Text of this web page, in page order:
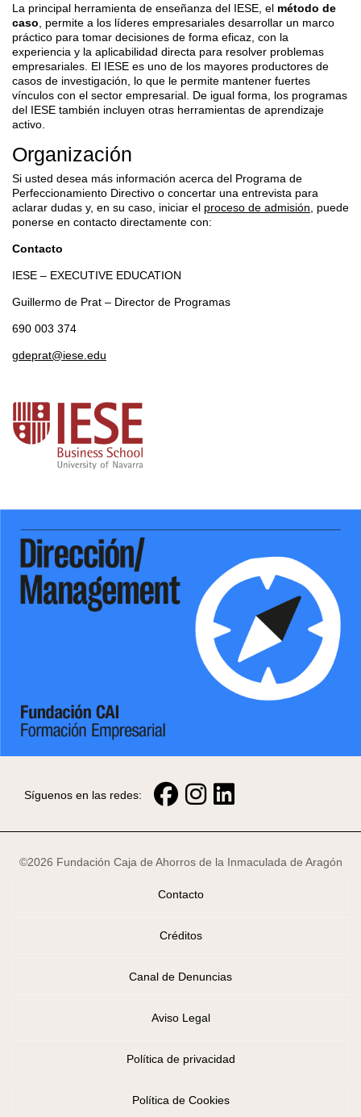
La principal herramienta de enseñanza del IESE, el método de
caso , permite a los líderes empresariales desarrollar un marco
práctico para tomar decisiones de forma eficaz, con la
experiencia y la aplicabilidad directa para resolver problemas
empresariales. El IESE es uno de los mayores productores de
casos de investigación, lo que le permite mantener fuertes
vínculos con el sector empresarial. De igual forma, los programas
del IESE también incluyen otras herramientas de aprendizaje
activo.
Organización
Si usted desea más información acerca del Programa de
Perfeccionamiento Directivo o concertar una entrevista para
aclarar dudas y, en su caso, iniciar el proceso de admisión , puede
ponerse en contacto directamente con:
Contacto
IESE – EXECUTIVE EDUCATION
Guillermo de Prat – Director de Programas
690 003 374
gdeprat@iese.edu
Síguenos en las redes:
©2026 Fundación Caja de Ahorros de la Inmaculada de Aragón
Contacto
Créditos
Canal de Denuncias
Aviso Legal
Política de privacidad
Política de Cookies